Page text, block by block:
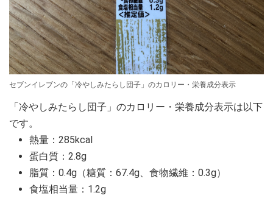
セブンイレブンの「冷やしみたらし団子」のカロリー・栄養成分表示
「冷やしみたらし団子」のカロリー・栄養成分表示は以下
です。
熱量：285kcal
蛋白質：2.8g
脂質：0.4g（糖質：67.4g、食物繊維：0.3g）
食塩相当量：1.2g